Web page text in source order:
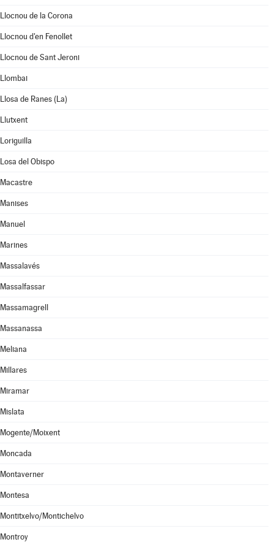
Llocnou de la Corona
Llocnou d'en Fenollet
Llocnou de Sant Jeroni
Llombai
Llosa de Ranes (La)
Llutxent
Loriguilla
Losa del Obispo
Macastre
Manises
Manuel
Marines
Massalavés
Massalfassar
Massamagrell
Massanassa
Meliana
Millares
Miramar
Mislata
Mogente/Moixent
Moncada
Montaverner
Montesa
Montitxelvo/Montichelvo
Montroy